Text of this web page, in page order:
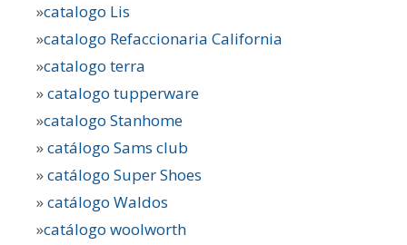
»catalogo Lis
»catalogo Refaccionaria California
»catalogo terra
»catalogo tupperware
»catalogo Stanhome
»catálogo Sams club
»catálogo Super Shoes
»catálogo Waldos
»catálogo woolworth